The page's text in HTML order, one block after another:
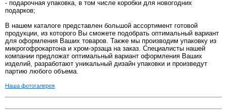
- подарочная упаковка, в том числе коробки для новогодних
подарков;
В нашем каталоге представлен большой ассортимент готовой
продукции, из которого Вы сможете подобрать оптимальный вариант
для оформления Ваших товаров. Также мы производим упаковку из
микрогофрокартона и хром-эрзаца на заказ. Специалисты нашей
компании предложат оптимальный вариант оформления Ваших
изделий, разработают уникальный дизайн упаковки и произведут
партию любого объема.
Наша фотогалерея